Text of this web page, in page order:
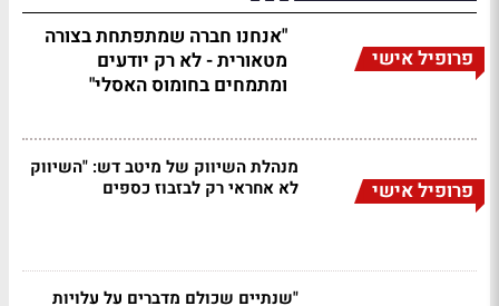
פרופיל אישי
"אנחנו חברה שמתפתחת בצורה
מטאורית - לא רק יודעים
ומתמחים בחומוס האסלי"
פרופיל אישי
מנהלת השיווק של מיטב דש: "השיווק
לא אחראי רק לבזבוז כספים
"שנתיים שכולם מדברים על עלויות